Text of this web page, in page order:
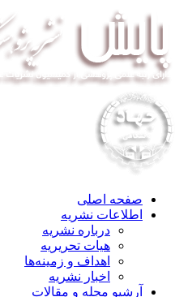
صفحه اصلی
اطلاعات نشریه
درباره نشریه
هیات تحریریه
اهداف و زمینه‌ها
اخبار نشریه
آرشیو مجله و مقالات